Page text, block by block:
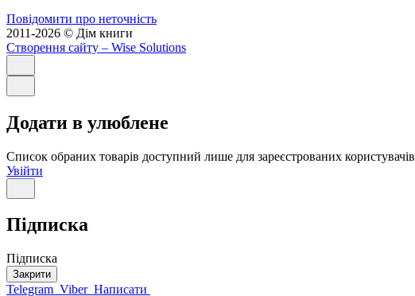
Повідомити про неточність
2011-2026 © Дім книги
Створення сайту – Wise Solutions
Додати в улюблене
Список обраних товарів доступний лише для зареєстрованих користувачів
Увійти
Підписка
Підписка
Закрити
Telegram Viber Написати